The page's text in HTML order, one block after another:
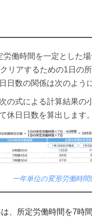
労働時間を一定とした
リアするための1日の
日数の関係は次のよう
の式による計算結果の
休日日数を算出します。
一年単位の変形労働時
、所定労働時間を7時